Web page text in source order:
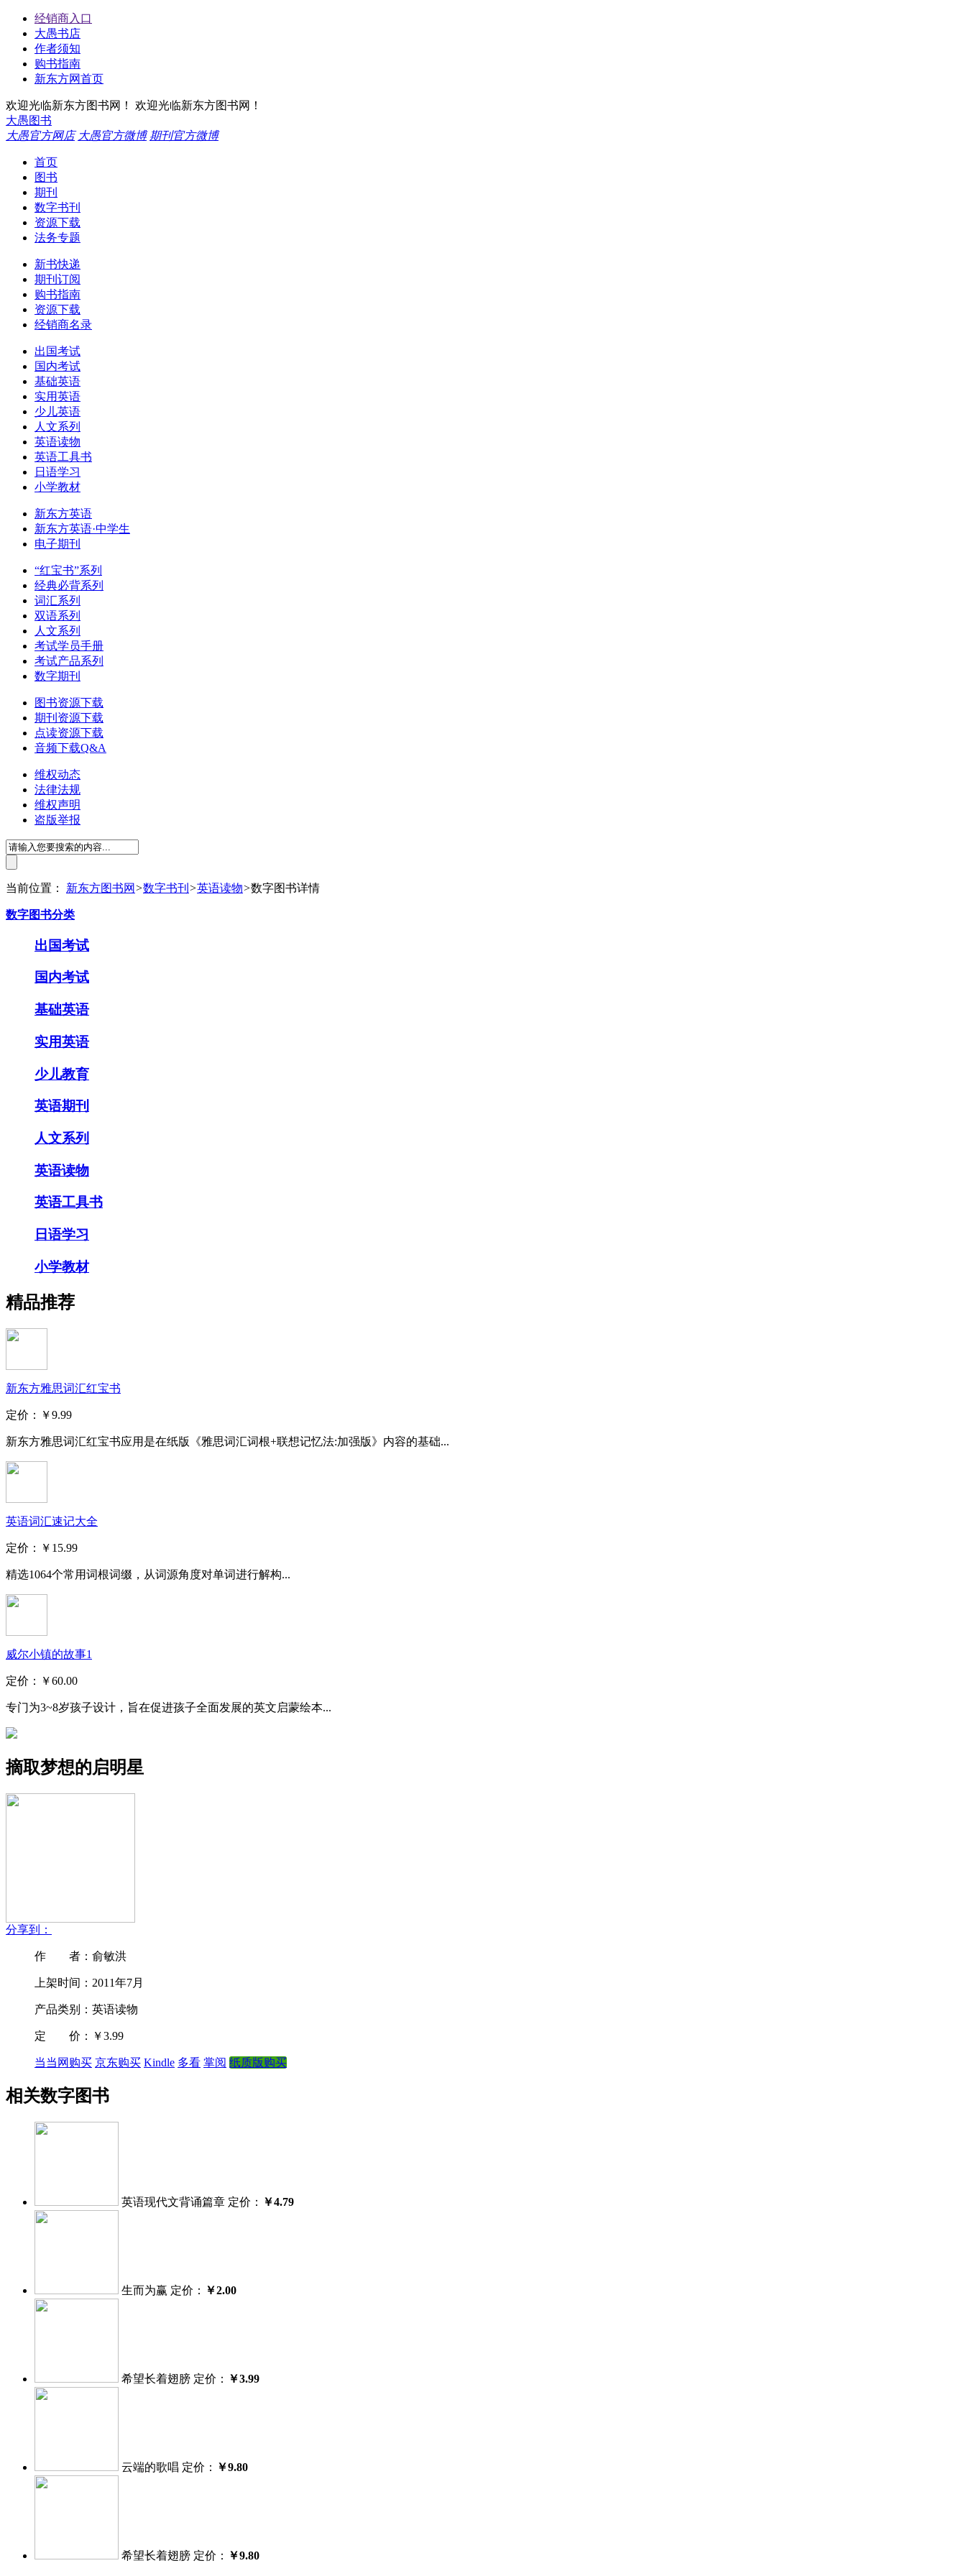
经销商入口
大愚书店
作者须知
购书指南
新东方网首页
欢迎光临新东方图书网！
欢迎光临新东方图书网！
大愚图书
大愚官方网店 大愚官方微博 期刊官方微博
首页
图书
期刊
数字书刊
资源下载
法务专题
新书快递
期刊订阅
购书指南
资源下载
经销商名录
出国考试
国内考试
基础英语
实用英语
少儿英语
人文系列
英语读物
英语工具书
日语学习
小学教材
新东方英语
新东方英语·中学生
电子期刊
“红宝书”系列
经典必背系列
词汇系列
双语系列
人文系列
考试学员手册
考试产品系列
数字期刊
图书资源下载
期刊资源下载
点读资源下载
音频下载Q&A
维权动态
法律法规
维权声明
盗版举报
当前位置： 新东方图书网 >数字书刊 >英语读物>数字图书详情
数字图书分类
出国考试
国内考试
基础英语
实用英语
少儿教育
英语期刊
人文系列
英语读物
英语工具书
日语学习
小学教材
精品推荐
新东方雅思词汇红宝书
定价： ￥9.99
新东方雅思词汇红宝书应用是在纸版《雅思词汇词根+联想记忆法:加强版》内容的基础...
英语词汇速记大全
定价： ￥15.99
精选1064个常用词根词缀，从词源角度对单词进行解构...
威尔小镇的故事1
定价： ￥60.00
专门为3~8岁孩子设计，旨在促进孩子全面发展的英文启蒙绘本...
摘取梦想的启明星
分享到：
作 者：俞敏洪
上架时间：2011年7月
产品类别：英语读物
定 价： ￥3.99
当当网购买 京东购买 Kindle 多看 掌阅 纸质版购买
相关数字图书
英语现代文背诵篇章 定价： ￥4.79
生而为赢 定价： ￥2.00
希望长着翅膀 定价： ￥3.99
云端的歌唱 定价： ￥9.80
希望长着翅膀 定价： ￥9.80